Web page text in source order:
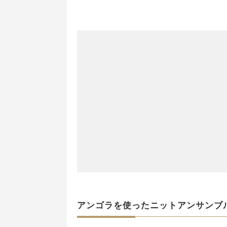
アンゴラを使ったニットアンサンブ